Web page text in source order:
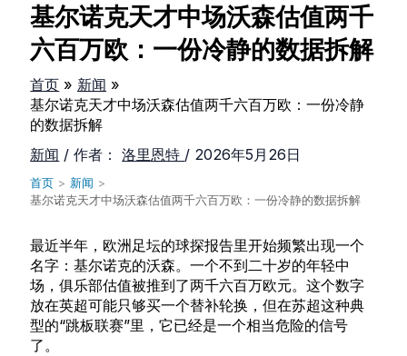
基尔诺克天才中场沃森估值两千
六百万欧：一份冷静的数据拆解
首页
新闻
基尔诺克天才中场沃森估值两千六百万欧：一份冷静
的数据拆解
新闻 / 作者： 洛里恩特 / 2026年5月26日
首页 > 新闻 >
基尔诺克天才中场沃森估值两千六百万欧：一份冷静的数据拆解
最近半年，欧洲足坛的球探报告里开始频繁出现一个
名字：基尔诺克的沃森。一个不到二十岁的年轻中
场，俱乐部估值被推到了两千六百万欧元。这个数字
放在英超可能只够买一个替补轮换，但在苏超这种典
型的“跳板联赛”里，它已经是一个相当危险的信号
了。